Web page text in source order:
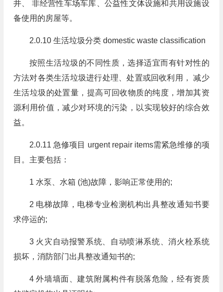
井、 非经营性车场车库、公益性文体设施和共用设施设
备使用的房屋等。
2.0.10 生活垃圾分类 domestic waste classification
按照生活垃圾的不同性质，选择适宜而有针对性的
方法对各类生活垃圾进行处理、处置或回收利用， 减少
生活垃圾的处置量，提高可回收物质的纯度，增加其资
源利用价值，减少对环境的污染，以实现较好的综合效
益。
2.0.11 急修项目 urgent repair items需紧急维修的项
目。主要包括：
1 水泵、水箱 (池)故障，影响正常使用的;
2 电梯故障，电梯专业检测机构出具整改通知书要
求停运的;
3 火灾自动报警系统、自动喷淋系统、消火栓系统
损坏，消防部门出具整改通知书的;
4 外墙墙面、建筑附属构件有脱落危险，经有资质